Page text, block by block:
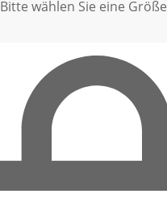
Bitte wählen Sie eine Größe